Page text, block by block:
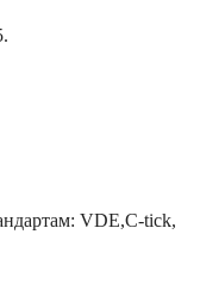
VDE,C-tick,